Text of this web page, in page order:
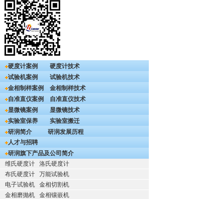
硬度计案例
硬度计技术
试验机案例
试验机技术
金相制样案例
金相制样技术
自准直仪案例
自准直仪技术
显微镜案例
显微镜技术
实验室保养
实验室搬迁
研润简介
研润发展历程
人才与招聘
研润旗下产品及公司简介
维氏硬度计
洛氏硬度计
布氏硬度计
万能试验机
电子试验机
金相切割机
金相磨抛机
金相镶嵌机